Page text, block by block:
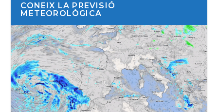
CONEIX LA PREVISIÓ
METEOROLÒGICA